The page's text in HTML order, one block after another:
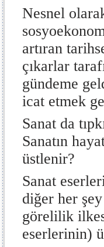
Nesnel
artıran
çıkarlar
gündeme
icat etmek
Sanat da
Sanatın
üstlenir?
Sanat
diğer her
görelilik
eserlerinin)